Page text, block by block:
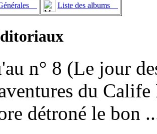
Liste des albums
n° 8 (Le jour
du
détroné le bon